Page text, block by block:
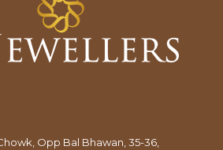
Opp Bal Bhawan, 35-36,